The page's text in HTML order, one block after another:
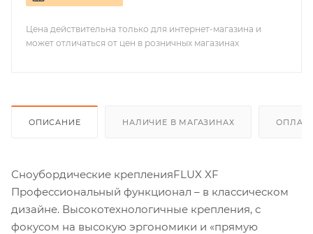
Цена действительна только для интернет-магазина и
может отличаться от цен в розничных магазинах
ОПИСАНИЕ НАЛИЧИЕ В МАГАЗИНАХ
Сноубордические крепленияFLUX XF
Профессиональный функционал – в классическом
дизайне. Высокотехнологичные крепления, с
фокусом на высокую эргономики и «прямую